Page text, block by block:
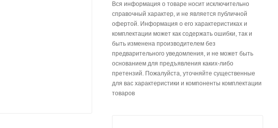
Вся информация о товаре носит исключительно
справочный характер, и не является публичной
офертой. Информация о его характеристиках и
комплектации может как содержать ошибки, так и
быть изменена производителем без
предварительного уведомления, и не может быть
основанием для предъявления каких-либо
претензий. Пожалуйста, уточняйте существенные
для вас характеристики и компоненты комплектации
товаров